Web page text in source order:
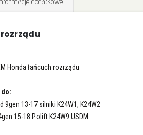
Honda łańcuch rozrządu
do:
9gen 13-17 silniki K24W1, K24W2
15-18 Polift K24W9 USDM